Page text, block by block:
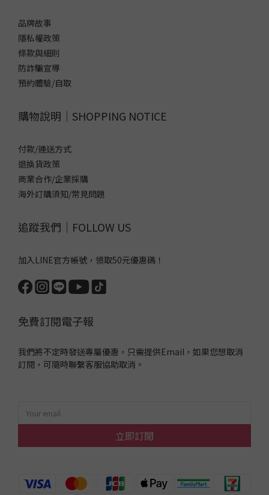
品牌故事
隱私權政策
條款與細則
防詐騙宣導
預約體驗/自取
購物說明｜SHOPPING NOTICE
付款/運送方式
退換貨政策
商業合作/企業採購
海外訂購須知/常見問題
追蹤我們｜FOLLOW US
加入LINE官方帳號，領取50元優惠碼！
免費訂閱電子報
我們將不定時發送專屬優惠，只需提供Email，如果您想取消
訂閱，可隨時聯繫客服協助取消。
立即訂閱